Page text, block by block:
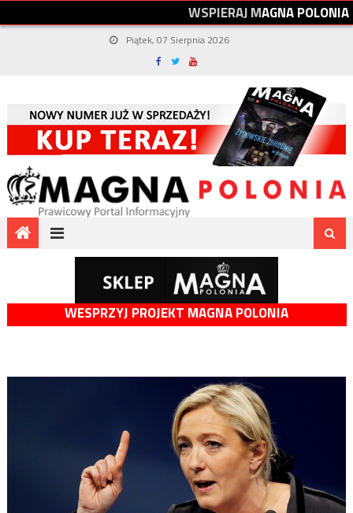
WSPIERAJMAGNAPOLONIA
Piątek, 07 Sierpnia 2026
WESPRZYJ PROJEKT MAGNA POLONIA